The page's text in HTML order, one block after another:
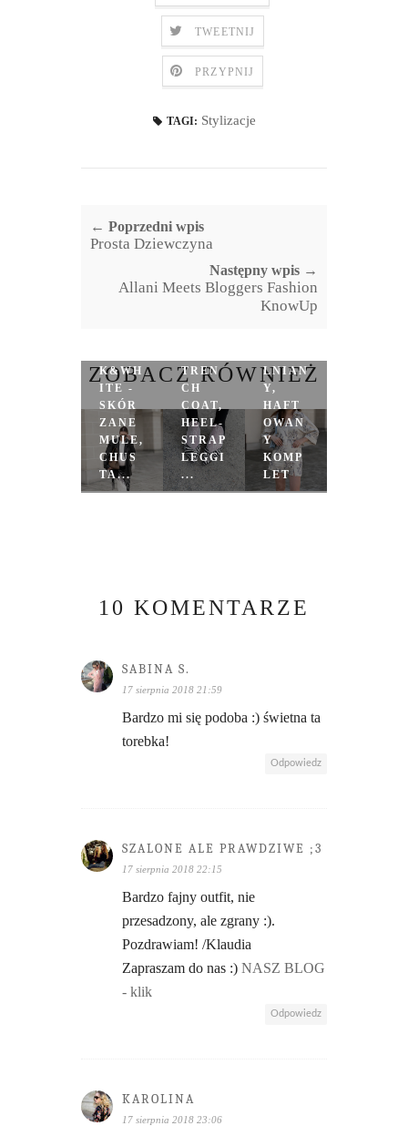
TWEETNIJ
PRZYPNIJ
TAGI: Stylizacje
← Poprzedni wpis
Prosta Dziewczyna
Następny wpis →
Allani Meets Bloggers Fashion
KnowUp
ZOBACZ RÓWNIEŻ
K&WH
ITE -
SKÓR
ZANE
MULE,
CHUS
TA...
TREN
CH
COAT,
HEEL-
STRAP
LEGGI
...
LNIAN
Y,
HAFT
OWAN
Y
KOMP
LET
10 KOMENTARZE
SABINA S.
17 sierpnia 2018 21:59
Bardzo mi się podoba :) świetna ta
torebka!
Odpowiedz
SZALONE ALE PRAWDZIWE ;3
17 sierpnia 2018 22:15
Bardzo fajny outfit, nie
przesadzony, ale zgrany :).
Pozdrawiam! /Klaudia
Zapraszam do nas :) NASZ BLOG
- klik
Odpowiedz
KAROLINA
17 sierpnia 2018 23:06